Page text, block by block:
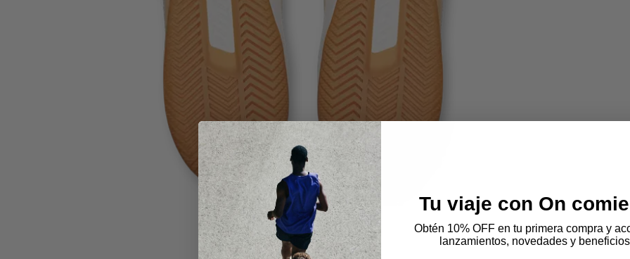
Tu viaje con On
Obtén 10% OFF en tu primera compra y
lanzamientos, novedades y